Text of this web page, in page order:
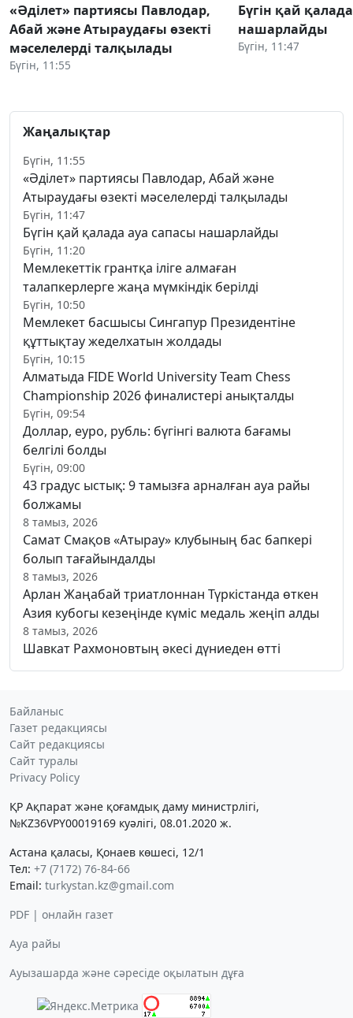
«Әділет» партиясы Павлодар,
Абай және Атыраудағы өзекті
мәселелерді талқылады
Бүгін, 11:55
Бүгін қай
нашарлайды
Бүгін, 11:47
Жаңалықтар
Бүгін, 11:55
«Әділет» партиясы Павлодар, Абай және
Атыраудағы өзекті мәселелерді талқылады
Бүгін, 11:47
Бүгін қай қалада ауа сапасы нашарлайды
Бүгін, 11:20
Мемлекеттік грантқа іліге алмаған
талапкерлерге жаңа мүмкіндік берілді
Бүгін, 10:50
Мемлекет басшысы Сингапур Президентіне
құттықтау жеделхатын жолдады
Бүгін, 10:15
Алматыда FIDE World University Team Chess
Championship 2026 финалистері анықталды
Бүгін, 09:54
Доллар, еуро, рубль: бүгінгі валюта бағамы
белгілі болды
Бүгін, 09:00
43 градус ыстық: 9 тамызға арналған ауа райы
болжамы
8 тамыз, 2026
Самат Смақов «Атырау» клубының бас бапкері
болып тағайындалды
8 тамыз, 2026
Арлан Жаңабай триатлоннан Түркістанда өткен
Азия кубогы кезеңінде күміс медаль жеңіп алды
8 тамыз, 2026
Шавкат Рахмоновтың әкесі дүниеден өтті
Байланыс
Газет редакциясы
Сайт редакциясы
Сайт туралы
Privacy Policy
ҚР Ақпарат және қоғамдық даму министрлігі,
№KZ36VPY00019169 куәлігі, 08.01.2020 ж.
Астана қаласы, Қонаев көшесі, 12/1
Тел: +7 (7172) 76-84-66
Email: turkystan.kz@gmail.com
PDF | онлайн газет
Ауа райы
Ауызашарда және сәресіде оқылатын дұға